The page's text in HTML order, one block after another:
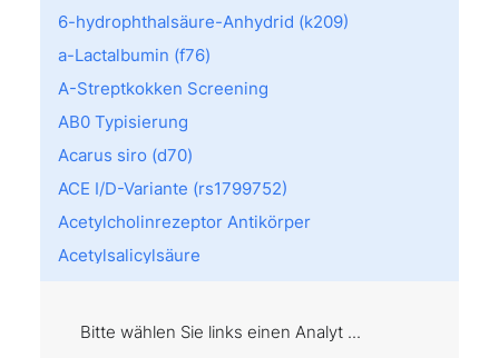
6-hydrophthalsäure-Anhydrid (k209)
a-Lactalbumin (f76)
A-Streptkokken Screening
AB0 Typisierung
Acarus siro (d70)
ACE I/D-Variante (rs1799752)
Acetylcholinrezeptor Antikörper
Acetylsalicylsäure
Acremonium kiliense (m202)
Bitte wählen Sie links einen Analyt ...